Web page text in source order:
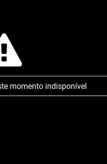
momento indisponível